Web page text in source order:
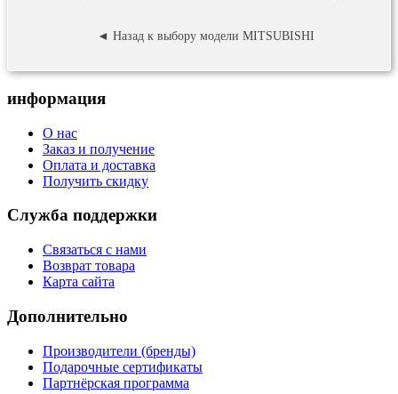
◄ Назад к выбору модели MITSUBISHI
информация
О нас
Заказ и получение
Оплата и доставка
Получить скидку
Служба поддержки
Связаться с нами
Возврат товара
Карта сайта
Дополнительно
Производители (бренды)
Подарочные сертификаты
Партнёрская программа